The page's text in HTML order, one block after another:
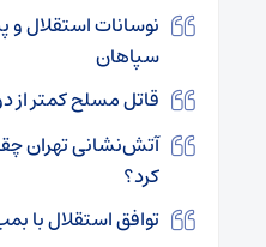
نوسانات استقلال
سپاهان
قاتل مسلح کمتر
آتش‌نشانی تهران
کرد؟
توافق استقلال با